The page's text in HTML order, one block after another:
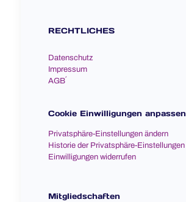
RECHTLICHES
Datenschutz
Impressum
AGB´
Cookie Einwilligungen anpassen
Privatsphäre-Einstellungen ändern
Historie der Privatsphäre-Einstellungen
Einwilligungen widerrufen
Mitgliedschaften